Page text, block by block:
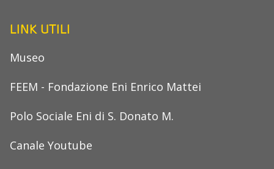
LINK UTILI
Museo
FEEM - Fondazione Eni Enrico Mattei
Polo Sociale Eni di S. Donato M.
Canale Youtube